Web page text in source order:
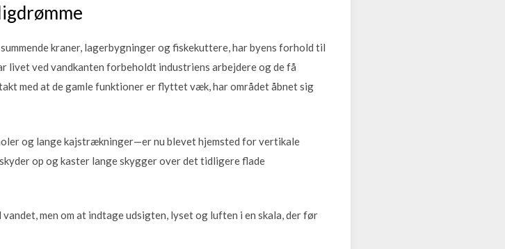
kraner, lagerbygninger og fiskekuttere, har byens forhold til
livet ved vandkanten forbeholdt industriens arbejdere og de få
med at de gamle funktioner er flyttet væk, har området åbnet sig
og lange kajstrækninger—er nu blevet hjemsted for vertikale
op og kaster lange skygger over det tidligere flade
men om at indtage udsigten, lyset og luften i en skala, der før